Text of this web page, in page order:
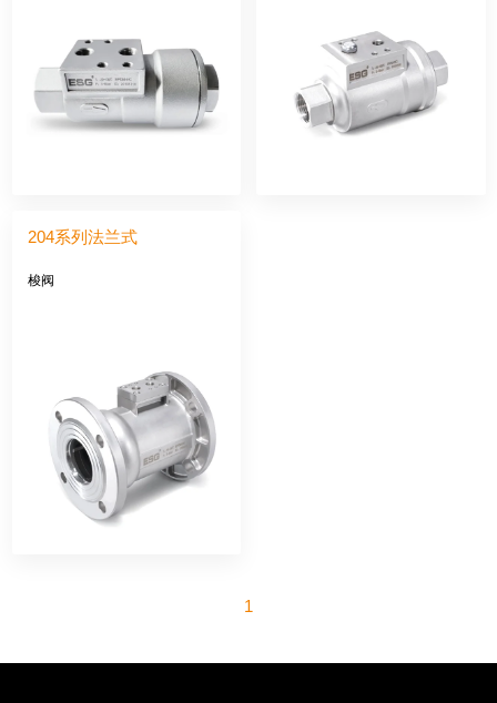
204系列法兰式
梭阀
1